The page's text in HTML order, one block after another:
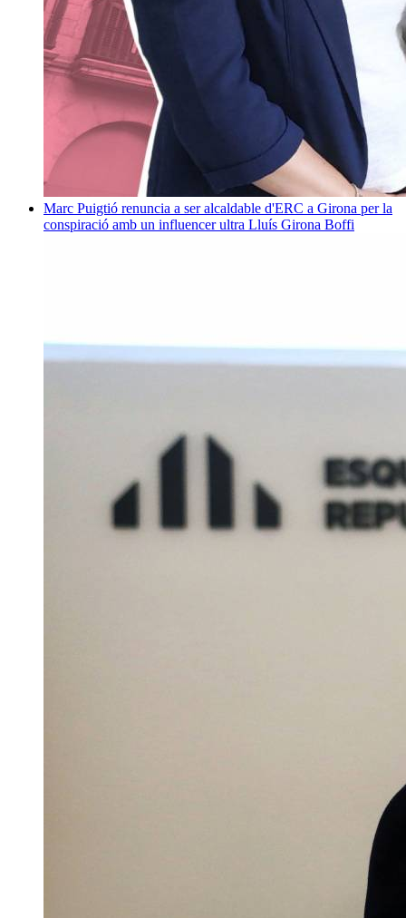
Marc Puigtió renuncia a ser alcaldable d'ERC a Girona per la
conspiració amb un influencer ultra Lluís Girona Boffi